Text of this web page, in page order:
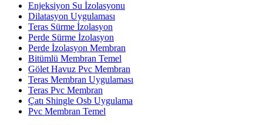
Enjeksiyon Su İzolasyonu
Dilatasyon Uygulaması
Teras Sürme İzolasyon
Perde Sürme İzolasyon
Perde İzolasyon Membran
Bitümlü Membran Temel
Gölet Havuz Pvc Membran
Teras Membran Uygulaması
Teras Pvc Membran
Çatı Shingle Osb Uygulama
Pvc Membran Temel